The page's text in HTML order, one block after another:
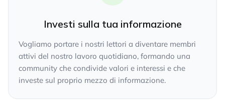
Investi sulla tua informazione
Vogliamo portare i nostri lettori a diventare membri
attivi del nostro lavoro quotidiano, formando una
community che condivide valori e interessi e che
investe sul proprio mezzo di informazione.